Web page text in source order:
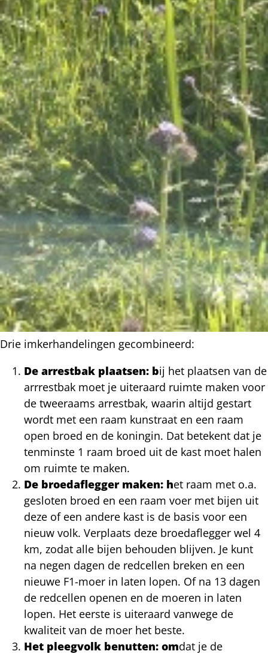
Drie imkerhandelingen gecombineerd:
De arrestbak plaatsen: bij het plaatsen van de
arrrestbak moet je uiteraard ruimte maken voor
de tweeraams arrestbak, waarin altijd gestart
wordt met een raam kunstraat en een raam
open broed en de koningin. Dat betekent dat je
tenminste 1 raam broed uit de kast moet halen
om ruimte te maken.
De broedaflegger maken: het raam met o.a.
gesloten broed en een raam voer met bijen uit
deze of een andere kast is de basis voor een
nieuw volk. Verplaats deze broedaflegger wel 4
km, zodat alle bijen behouden blijven. Je kunt
na negen dagen de redcellen breken en een
nieuwe F1-moer in laten lopen. Of na 13 dagen
de redcellen openen en de moeren in laten
lopen. Het eerste is uiteraard vanwege de
kwaliteit van de moer het beste.
Het pleegvolk benutten: omdat je de